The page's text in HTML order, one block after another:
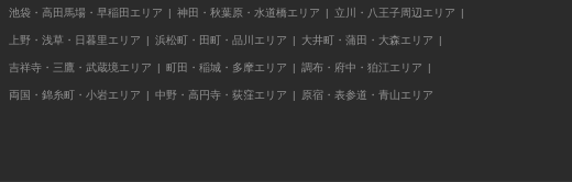
池袋・高田馬場・早稲田エリア 神田・秋葉原・水道橋エリア 立川・八王子周辺エリア
上野・浅草・日暮里エリア 浜松町・田町・品川エリア 大井町・蒲田・大森エリア
吉祥寺・三鷹・武蔵境エリア 町田・稲城・多摩エリア 調布・府中・狛江エリア
両国・錦糸町・小岩エリア 中野・高円寺・荻窪エリア 原宿・表参道・青山エリア